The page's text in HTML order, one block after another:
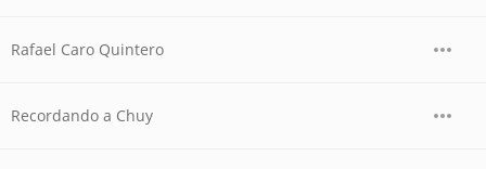
Rafael Caro Quintero
Recordando a Chuy